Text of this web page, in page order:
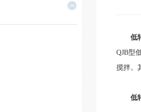
低
QJB型
搅拌。
低